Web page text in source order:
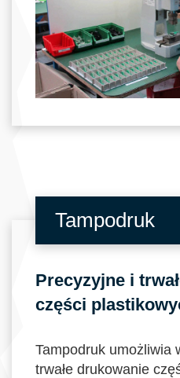
Tampodruk
Precyzyjne i
części
Tampodruk umożliwia
trwałe drukowanie